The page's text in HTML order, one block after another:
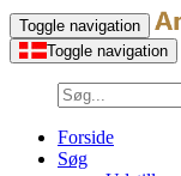
Toggle navigation
Toggle navigation
Forside
Søg